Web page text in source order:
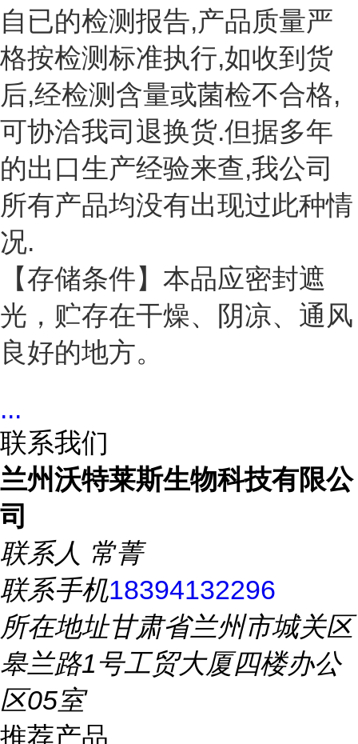
自已的检测报告,产品质量严
格按检测标准执行,如收到货
后,经检测含量或菌检不合格,
可协洽我司退换货.但据多年
的出口生产经验来查,我公司
所有产品均没有出现过此种情
况.
【存储条件】本品应密封遮
光，贮存在干燥、阴凉、通风
良好的地方。
...
联系我们
兰州沃特莱斯生物科技有限公
司
联系人 常菁
联系手机18394132296
所在地址甘肃省兰州市城关区
皋兰路1号工贸大厦四楼办公
区05室
推荐产品